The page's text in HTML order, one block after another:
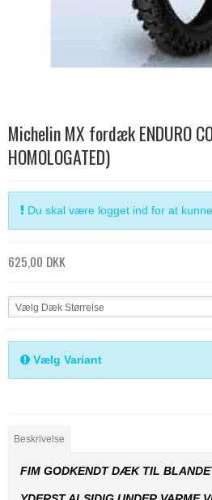
Michelin MX fordæk ENDURO
HOMOLOGATED)
Du skal være logget ind for at
625,00 DKK
Vælg Dæk Størrelse
Vælg Variant
Beskrivelse
FIM GODKENDT DÆK TIL